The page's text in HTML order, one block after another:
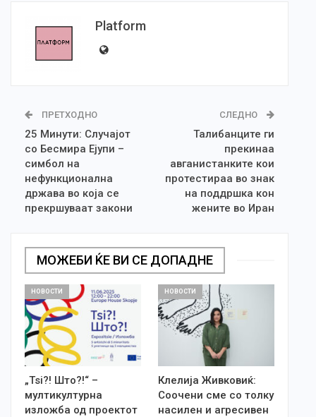
Platform
ПРЕТХОДНО
25 Минути: Случајот
со Бесмира Ејупи –
симбол на
нефункционална
држава во која се
прекршуваат закони
СЛЕДНО
Талибанците ги
прекинаа
авганистанките кои
протестираа во знак
на поддршка кон
жените во Иран
МОЖЕБИ ЌЕ ВИ СЕ ДОПАДНЕ
НОВОСТИ
„Tsi?! Што?!“ –
мултикултурна
изложба од проектот
НОВОСТИ
Клелија Живковиќ:
Соочени сме со толку
насилен и агресивен